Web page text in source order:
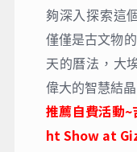
夠深入探索這
僅僅是古文物
天的曆法，大
偉大的智慧結晶
推薦自費活動
ht Show at